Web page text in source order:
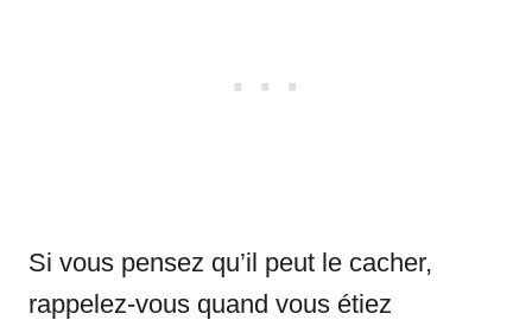
Si vous pensez qu’il peut le cacher,
rappelez-vous quand vous étiez